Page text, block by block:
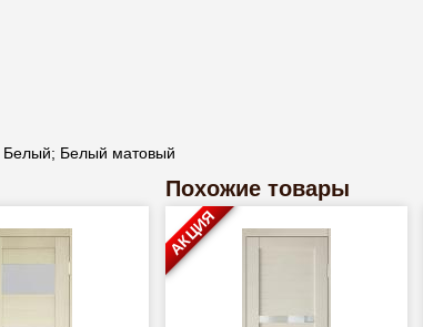
Белый; Белый матовый
Похожие товары
АКЦИЯ